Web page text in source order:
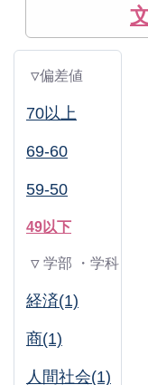
▽偏差値
70以上
69-60
59-50
49以下
▽ 学部 ・学科
経済(1)
商(1)
人間社会(1)